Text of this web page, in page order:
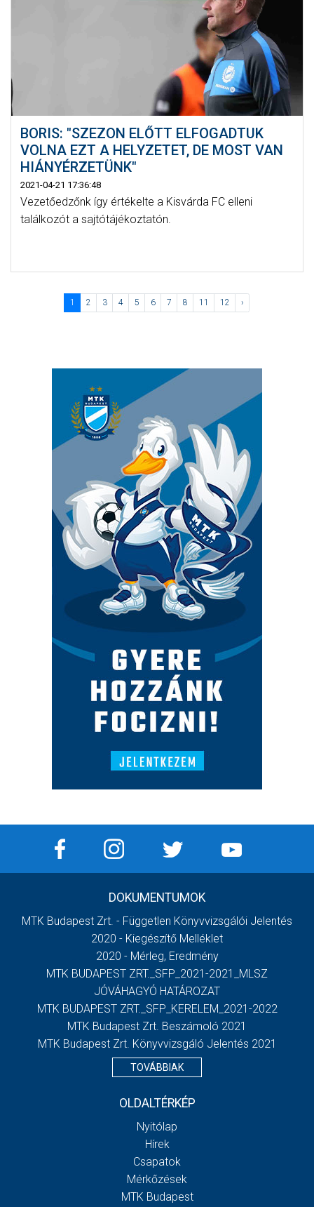
BORIS: "SZEZON ELŐTT ELFOGADTUK
VOLNA EZT A HELYZETET, DE MOST VAN
HIÁNYÉRZETÜNK"
2021-04-21 17:36:48
Vezetőedzőnk így értékelte a Kisvárda FC elleni
találkozót a sajtótájékoztatón.
1 2 3 4 5 6 7 8 11 12 ›
DOKUMENTUMOK
MTK Budapest Zrt. - Független Könyvvizsgálói Jelentés
2020 - Kiegészítő Melléklet
2020 - Mérleg, Eredmény
MTK BUDAPEST ZRT._SFP_2021-2021_MLSZ
JÓVÁHAGYÓ HATÁROZAT
MTK BUDAPEST ZRT._SFP_KERELEM_2021-2022
MTK Budapest Zrt. Beszámoló 2021
MTK Budapest Zrt. Könyvvizsgáló Jelentés 2021
TOVÁBBIAK
OLDALTÉRKÉP
Nyitólap
Hírek
Csapatok
Mérkőzések
MTK Budapest